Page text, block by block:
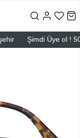
Şimdi Üye ol ! 5000